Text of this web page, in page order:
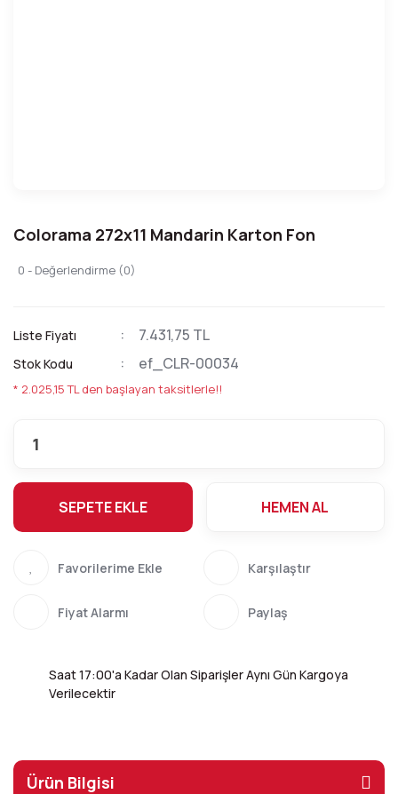
Colorama 272x11 Mandarin Karton Fon
0 - Değerlendirme (0)
Liste Fiyatı 7.431,75 TL
Stok Kodu ef_CLR-00034
* 2.025,15 TL den başlayan taksitlerle!!
SEPETE EKLE HEMEN AL
Karşılaştır
Fiyat Alarmı Paylaş
Saat 17:00'a Kadar Olan Siparişler Aynı Gün Kargoya
Verilecektir
Ürün Bilgisi